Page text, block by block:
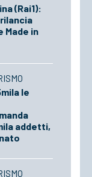
(Rai1):
Made in
le
addetti,